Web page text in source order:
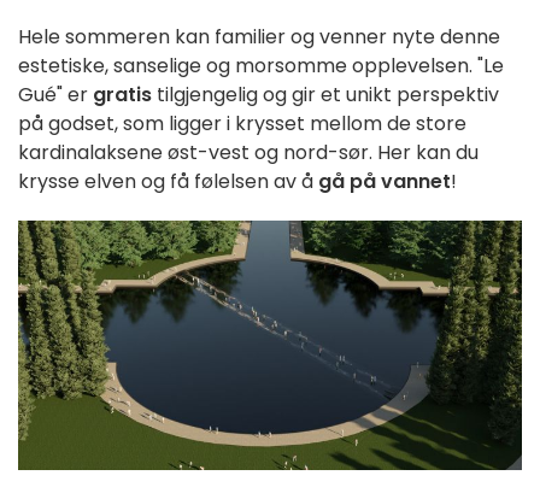
Hele sommeren kan familier og venner nyte denne
estetiske, sanselige og morsomme opplevelsen. "Le
Gué" er gratis tilgjengelig og gir et unikt perspektiv
på godset, som ligger i krysset mellom de store
kardinalaksene øst-vest og nord-sør. Her kan du
krysse elven og få følelsen av å gå på vannet!